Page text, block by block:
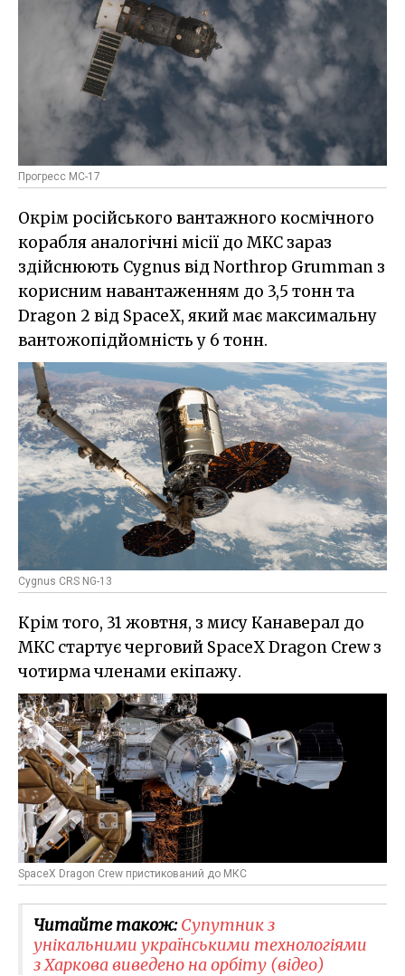
Прогресс МС-17
Окрім російського вантажного космічного
корабля аналогічні місії до МКС зараз
здійснюють Cygnus від Northrop Grumman з
корисним навантаженням до 3,5 тонн та
Dragon 2 від SpaceX, який має максимальну
вантожопідйомність у 6 тонн.
Cygnus CRS NG-13
Крім того, 31 жовтня, з мису Канаверал до
МКС стартує черговий SpaceX Dragon Crew з
чотирма членами екіпажу.
SpaceX Dragon Crew пристикований до МКС
Читайте також:​Супутник з
унікальними українськими технологіями
з Харкова виведено на орбіту (відео)